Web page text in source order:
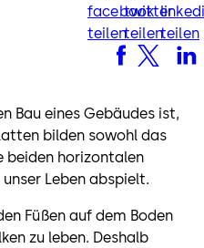
facebook
teilen
facebook
twitter
teilen
twitter
teilen
Bau eines Gebäudes ist,
bilden sowohl das
beiden horizontalen
unser Leben abspielt.
Füßen auf dem Boden
zu leben. Deshalb